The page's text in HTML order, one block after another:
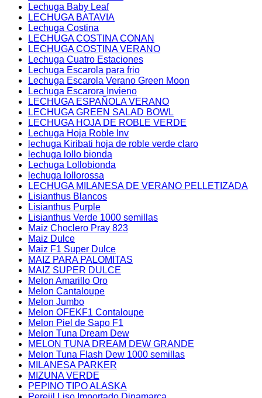
Lechuga Baby Leaf
LECHUGA BATAVIA
Lechuga Costina
LECHUGA COSTINA CONAN
LECHUGA COSTINA VERANO
Lechuga Cuatro Estaciones
Lechuga Escarola para frio
Lechuga Escarola Verano Green Moon
Lechuga Escarora Invieno
LECHUGA ESPAÑOLA VERANO
LECHUGA GREEN SALAD BOWL
LECHUGA HOJA DE ROBLE VERDE
Lechuga Hoja Roble Inv
lechuga Kiribati hoja de roble verde claro
lechuga lollo bionda
Lechuga Lollobionda
lechuga lollorossa
LECHUGA MILANESA DE VERANO PELLETIZADA
Lisianthus Blancos
Lisianthus Purple
Lisianthus Verde 1000 semillas
Maiz Choclero Pray 823
Maiz Dulce
Maiz F1 Super Dulce
MAIZ PARA PALOMITAS
MAIZ SUPER DULCE
Melon Amarillo Oro
Melon Cantaloupe
Melon Jumbo
Melon OFEKF1 Contaloupe
Melon Piel de Sapo F1
Melon Tuna Dream Dew
MELON TUNA DREAM DEW GRANDE
Melon Tuna Flash Dew 1000 semillas
MILANESA PARKER
MIZUNA VERDE
PEPINO TIPO ALASKA